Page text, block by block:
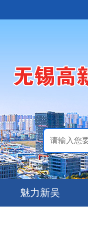
魅力新吴